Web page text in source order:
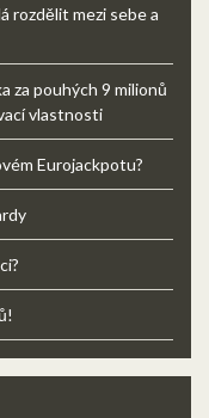
rozdělit mezi sebe a
za pouhých 9 milionů
vlastnosti
Eurojackpotu?